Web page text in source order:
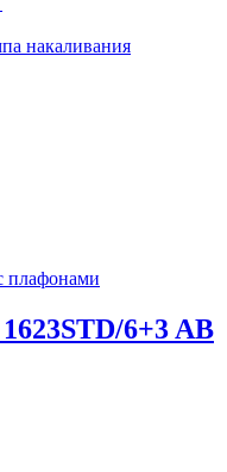
накаливания
плафонами
6+3 AB